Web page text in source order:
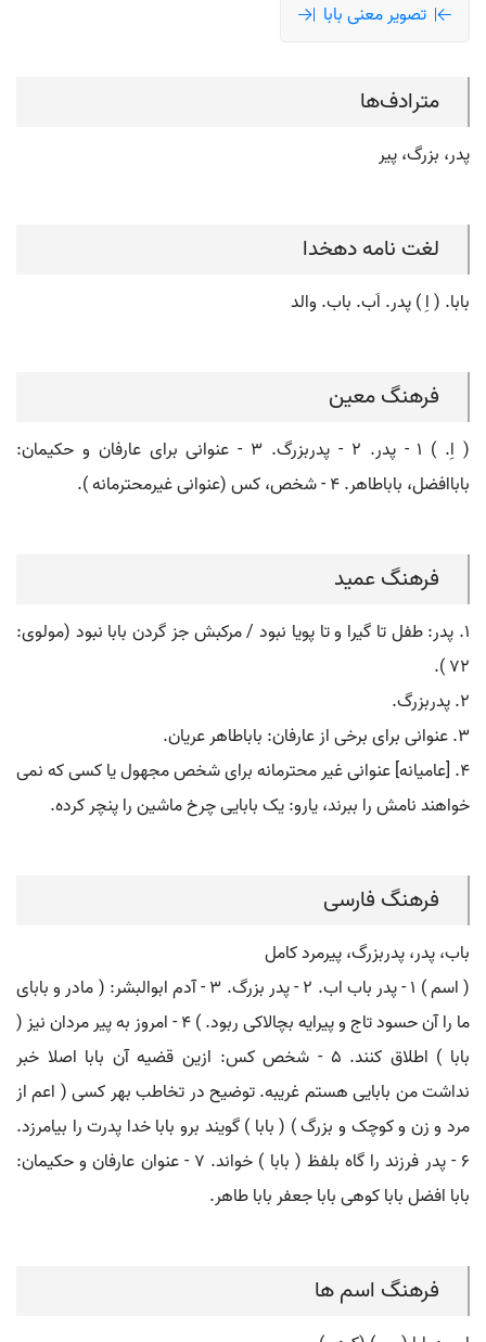
تصویر معنی بابا
مترادف‌ها
پدر، بزرگ، پیر
لغت نامه دهخدا
بابا. ( اِ ) پدر. اَب. باب. والد
فرهنگ معین
( اِ. ) ۱ - پدر. ۲ - پدربزرگ. ۳ - عنوانی برای عارفان و حکیمان:
باباافضل، باباطاهر. ۴ - شخص، کس (عنوانی غیرمحترمانه ).
فرهنگ عمید
۱. پدر: طفل تا گیرا و تا پویا نبود / مرکبش جز گردن بابا نبود (مولوی:
۷۲ ).
۲. پدربزرگ.
۳. عنوانی برای برخی از عارفان: باباطاهر عریان.
۴. [عامیانه] عنوانی غیر محترمانه برای شخص مجهول یا کسی که نمی
خواهند نامش را ببرند، یارو: یک بابایی چرخ ماشین را پنچر کرده.
فرهنگ فارسی
باب، پدر، پدربزرگ، پیرمرد کامل
( اسم ) ۱ - پدر باب اب. ۲ - پدر بزرگ. ۳ - آدم ابوالبشر: ( مادر و بابای
ما را آن حسود تاج و پیرایه بچالاکی ربود. ) ۴ - امروز به پیر مردان نیز (
بابا ) اطلاق کنند. ۵ - شخص کس: ازین قضیه آن بابا اصلا خبر
نداشت من بابایی هستم غریبه. توضیح در تخاطب بهر کسی ( اعم از
مرد و زن و کوچک و بزرگ ) ( بابا ) گویند برو بابا خدا پدرت را بیامرزد.
۶ - پدر فرزند را گاه بلفظ ( بابا ) خواند. ۷ - عنوان عارفان و حکیمان:
بابا افضل بابا کوهی بابا جعفر بابا طاهر.
فرهنگ اسم ها